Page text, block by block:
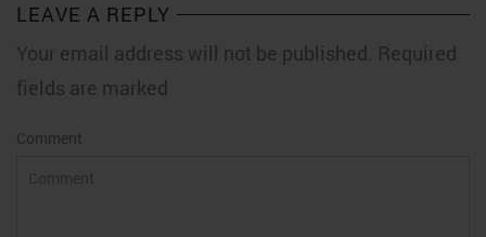
LEAVE A REPLY
Your email address will not be published. Required
fields are marked
Comment